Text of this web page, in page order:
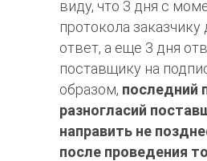
виду, что 3 дня с
протокола заказчику
ответ, а еще 3 дня
поставщику на
образом, последний
разногласий
направить не
после проведения